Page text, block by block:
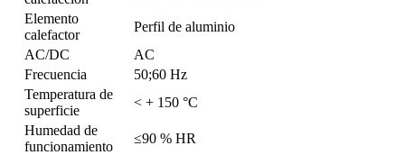
Elemento
calefactor
Perfil de aluminio
AC/DC
AC
Frecuencia
50;60 Hz
Temperatura de
superficie
< + 150 °C
Humedad de
funcionamiento
≤90 % HR